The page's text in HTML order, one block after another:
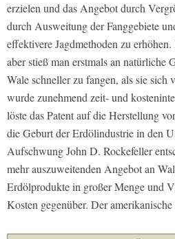
erzielen und das Angebot durch
durch Ausweitung der Fanggebiete
effektivere Jagdmethoden zu
aber stieß man erstmals an natürliche
Wale schneller zu fangen, als sie sich
wurde zunehmend zeit- und
löste das Patent auf die Herstellung
die Geburt der Erdölindustrie in den
Aufschwung John D. Rockefeller
mehr auszuweitenden Angebot an
Erdölprodukte in großer Menge und
Kosten gegenüber. Der